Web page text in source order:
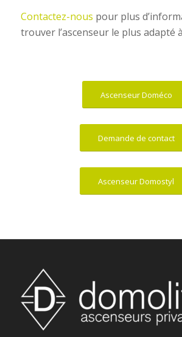
Contactez-nous pour plus
trouver l’ascenseur le plus adapté
Ascenseur Doméco
Demande de contact
Ascenseur Domostyl